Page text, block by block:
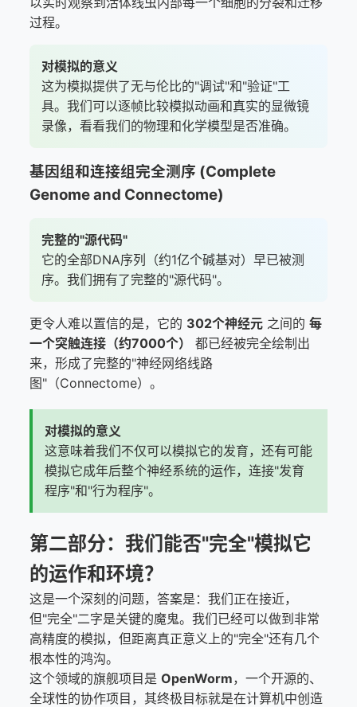
过程。
对模拟的意义
这为模拟提供了无与伦比的"调试"和"验证"工
具。我们可以逐帧比较模拟动画和真实的显微镜
录像，看看我们的物理和化学模型是否准确。
基因组和连接组完全测序 (Complete
Genome and Connectome)
完整的"源代码"
它的全部DNA序列（约1亿个碱基对）早已被测
序。我们拥有了完整的"源代码"。
更令人难以置信的是，它的 302个神经元 之间的每
一个突触连接（约7000个）
都已经被完全绘制出
来，形成了完整的"神经网络线路
图"（Connectome）。
对模拟的意义
这意味着我们不仅可以模拟它的发育，还有可能
模拟它成年后整个神经系统的运作，连接"发育
程序"和"行为程序"。
第二部分：我们能否"完全"模拟它
的运作和环境？
这是一个深刻的问题，答案是：我们正在接近，
但"完全"二字是关键的魔鬼。我们已经可以做到非常
高精度的模拟，但距离真正意义上的"完全"还有几个
根本性的鸿沟。
这个领域的旗舰项目是OpenWorm，一个开源的、
全球性的协作项目，其终极目标就是在计算机中创造